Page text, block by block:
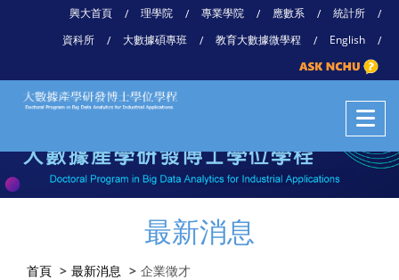
興大首頁 / 理學院 / 專業學院 / 應數系 / 統計所
/
資科所
/ 大數據碩專班 / 教育大數據微學程 / English /
最新消息
首頁 最新消息 企業徵才